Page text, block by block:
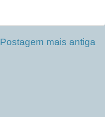
Postagem mais antiga